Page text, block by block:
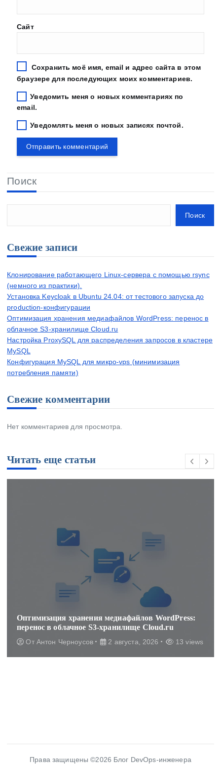
Сайт
Сохранить моё имя, email и адрес сайта в этом
браузере для последующих моих комментариев.
Уведомить меня о новых комментариях по
email.
Уведомлять меня о новых записях почтой.
Поиск
Поиск
Свежие записи
Клонирование работающего Linux-сервера с помощью rsync
(немного из практики).
Установка Keycloak в Ubuntu 24.04: от тестового запуска до
production-конфигурации
Оптимизация хранения медиафайлов WordPress: перенос в
облачное S3-хранилище Cloud.ru
Настройка ProxySQL для распределения запросов в кластере
MySQL
Конфигурация MySQL для микро-vps (минимизация
потребления памяти)
Свежие комментарии
Нет комментариев для просмотра.
Читать еще статьи
Оптимизация хранения медиафайлов WordPress:
перенос в облачное S3-хранилище Cloud.ru
От Антон Черноусов 2 августа, 2026 13 views
Права защищены ©2026 Блог DevOps-инженера